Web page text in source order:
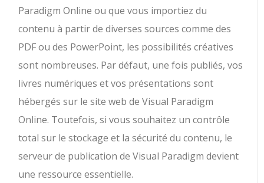
Paradigm Online ou que vous importiez du
contenu à partir de diverses sources comme des
PDF ou des PowerPoint, les possibilités créatives
sont nombreuses. Par défaut, une fois publiés, vos
livres numériques et vos présentations sont
hébergés sur le site web de Visual Paradigm
Online. Toutefois, si vous souhaitez un contrôle
total sur le stockage et la sécurité du contenu, le
serveur de publication de Visual Paradigm devient
une ressource essentielle.